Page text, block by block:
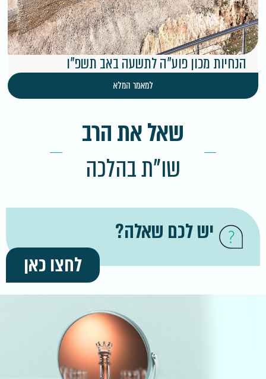
הנחיות מכון פוע״ה לתשעה באב תשפ"ו
למאמר המלא
שאל את הרב
שו"ת בהלכה
יש לכם שאלה?
לחצו כאן